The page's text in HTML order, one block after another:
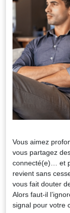
Vous aimez
vous partagez
connecté(e)… et
revient sans
vous fait douter
Alors faut-il
signal pour votre